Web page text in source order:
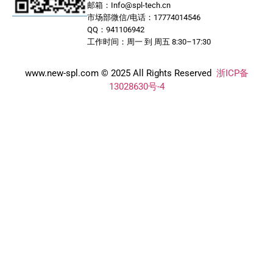
邮箱：Info@spl-tech.cn
市场部微信/电话：17774014546
QQ：941106942
工作时间：周一 到 周五 8:30–17:30
www.new-spl.com © 2025 All Rights Reserved 浙ICP备
13028630号-4